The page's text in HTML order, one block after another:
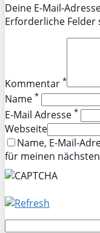
Deine E-Mail-
Erforderliche
Kommentar *
Name *
E-Mail Adresse *
Webseite
Name, E-Mail-
für meinen